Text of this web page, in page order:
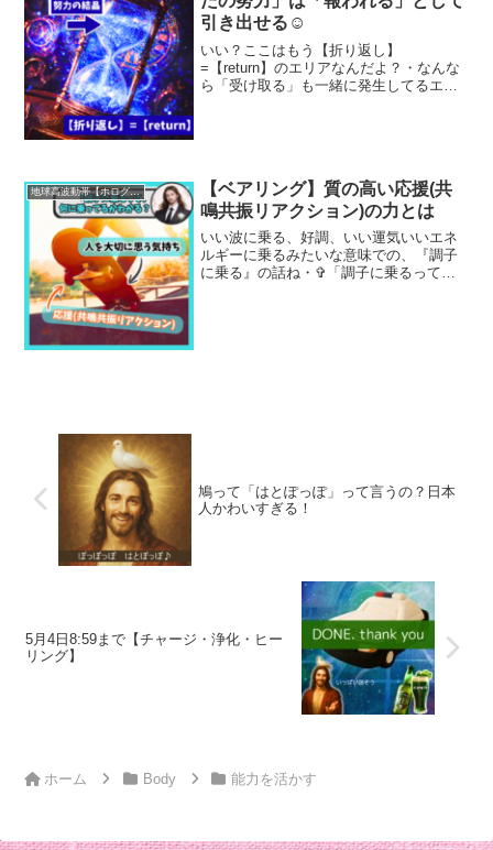
引き出せる☺︎
いい？ここはもう【折り返し】
=【return】のエリアなんだよ？・なんな
ら「受け取る」も一緒に発生してるエリ
地球高波動帯【ホログラフィック】
【ベアリング】質の高い応援(共
鳴共振リアクション)の力とは
いい波に乗る、好調、いい運気いいエネ
ルギーに乗るみたいな意味での、『調子
に乗る』の話ね・✞「調子に乗るって、
鳩って「はとぽっぽ」って言うの？日本
人かわいすぎる！
5月4日8:59まで【チャージ・浄化・ヒー
リング】
ホーム Body 能力を活かす